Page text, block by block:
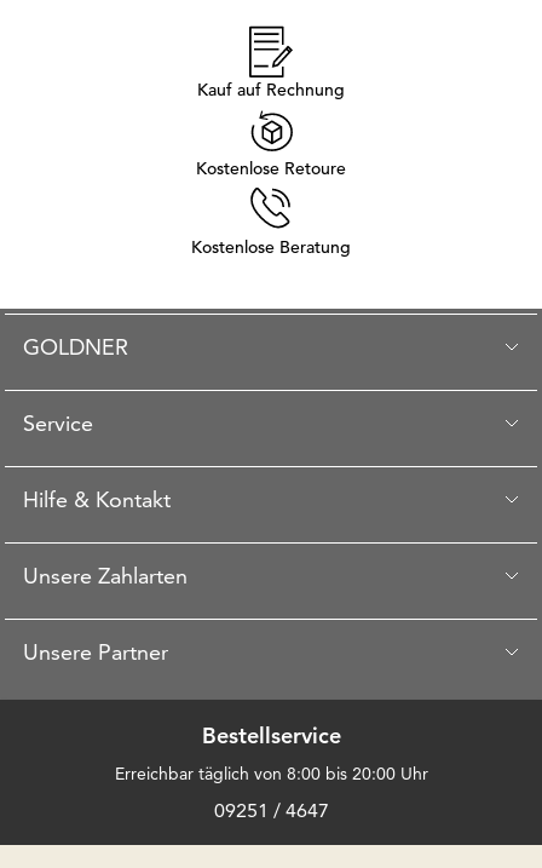
Kauf auf Rechnung
Kostenlose Retoure
Kostenlose Beratung
GOLDNER
Service
Hilfe & Kontakt
Unsere Zahlarten
Unsere Partner
Bestellservice
Erreichbar täglich von 8:00 bis 20:00 Uhr
09251 / 4647